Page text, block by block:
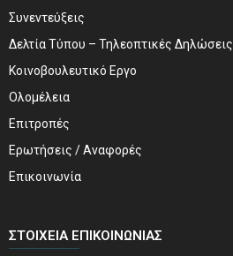
Συνεντεύξεις
Δελτία Τύπου – Τηλεοπτικές Δηλώσεις
Κοινοβουλευτικό Εργο
Ολομέλεια
Επιτροπές
Ερωτήσεις / Αναφορές
Επικοινωνία
ΣΤΟΙΧΕΊΑ ΕΠΙΚΟΙΝΩΝΊΑΣ